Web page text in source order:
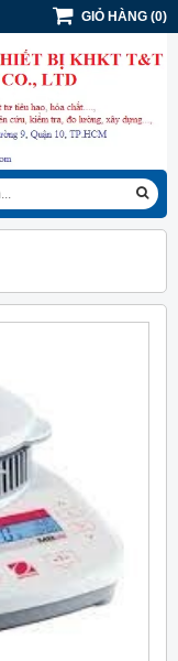
GIỎ HÀNG (0)